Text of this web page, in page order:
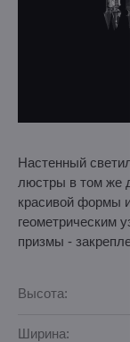
Настенный
люстры в том же
красивой формы
геометрическим
призмы -
Высота:
Ширина: